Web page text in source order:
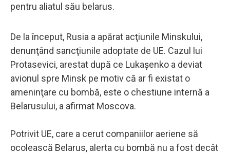
pentru aliatul său belarus.
De la început, Rusia a apărat acţiunile Minskului,
denunţând sancţiunile adoptate de UE. Cazul lui
Protasevici, arestat după ce Lukaşenko a deviat
avionul spre Minsk pe motiv că ar fi existat o
ameninţare cu bombă, este o chestiune internă a
Belarusului, a afirmat Moscova.
Potrivit UE, care a cerut companiilor aeriene să
ocolească Belarus, alerta cu bombă nu a fost decât